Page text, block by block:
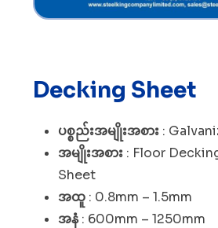
Decking Sheet
ပစ္စည်းအမျိုးအစား :
အမျိုးအစား : Floor
Sheet
အထူ : 0.8mm – 1.5mm
အနံ: 600mm – 1250mm